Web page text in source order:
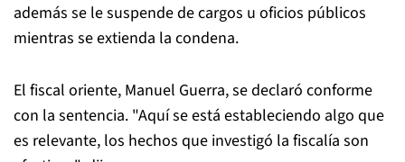
además se le suspende de cargos u oficios públicos
mientras se extienda la condena.
El fiscal oriente, Manuel Guerra, se declaró conforme
con la sentencia. "Aquí se está estableciendo algo que
es relevante, los hechos que investigó la fiscalía son